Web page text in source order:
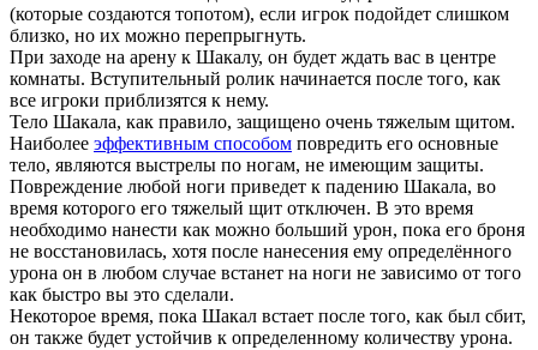
(которые создаются топотом), если игрок подойдет слишком
близко, но их можно перепрыгнуть.
При заходе на арену к Шакалу, он будет ждать вас в центре
комнаты. Вступительный ролик начинается после того, как
все игроки приблизятся к нему.
Тело Шакала, как правило, защищено очень тяжелым щитом.
Наиболее эффективным способом повредить его основные
тело, являются выстрелы по ногам, не имеющим защиты.
Повреждение любой ноги приведет к падению Шакала, во
время которого его тяжелый щит отключен. В это время
необходимо нанести как можно больший урон, пока его броня
не восстановилась, хотя после нанесения ему определённого
урона он в любом случае встанет на ноги не зависимо от того
как быстро вы это сделали.
Некоторое время, пока Шакал встает после того, как был сбит,
он также будет устойчив к определенному количеству урона.